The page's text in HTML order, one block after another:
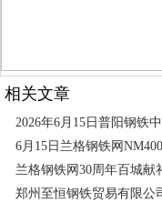
相关文章
2026年6月15日普阳钢铁
6月15日兰格钢铁网
兰格钢铁网30周年百城献
郑州至恒钢铁贸易有限公